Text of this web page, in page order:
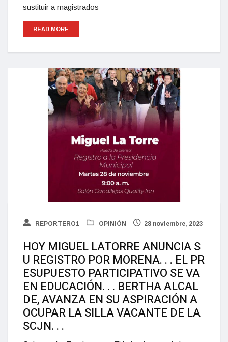
sustituir a magistrados
READ MORE
REPORTERO1 OPINIÓN 28 noviembre, 2023
HOY MIGUEL LATORRE ANUNCIA S
U REGISTRO POR MORENA. . . EL PR
ESUPUESTO PARTICIPATIVO SE VA
EN EDUCACIÓN. . . BERTHA ALCAL
DE, AVANZA EN SU ASPIRACIÓN A
OCUPAR LA SILLA VACANTE DE LA
SCJN. . .